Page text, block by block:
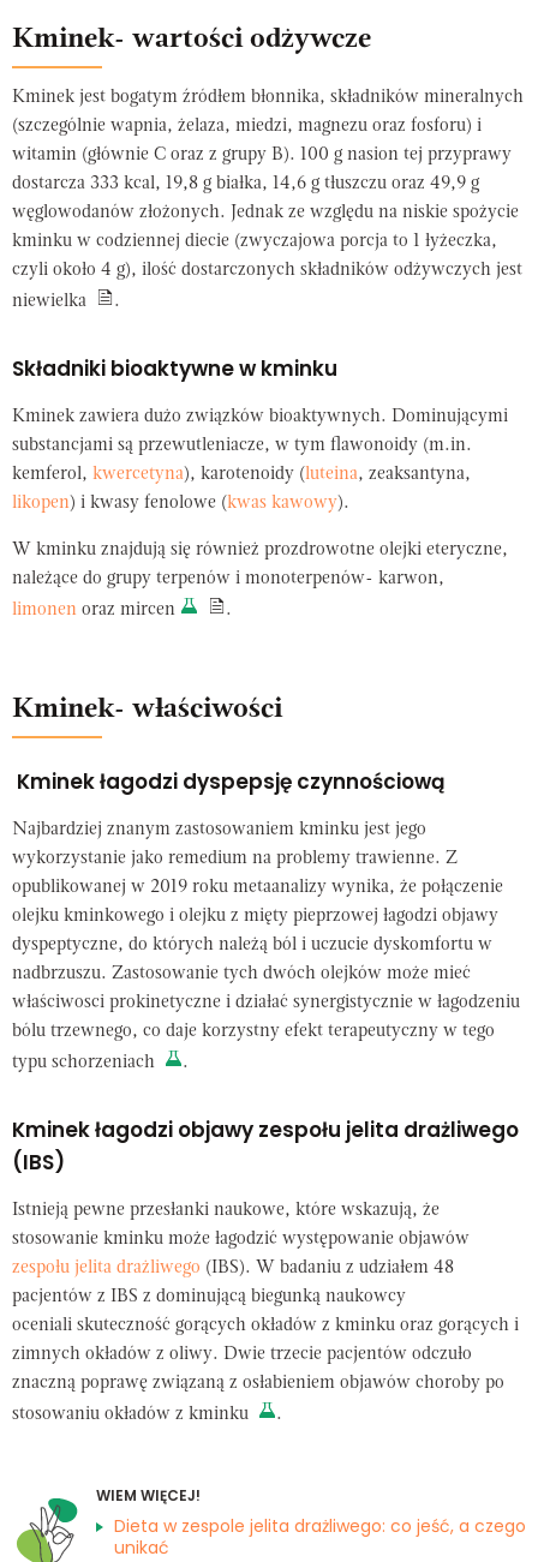
Kminek- wartości odżywcze
Kminek jest bogatym źródłem błonnika, składników mineralnych
(szczególnie wapnia, żelaza, miedzi, magnezu oraz fosforu) i
witamin (głównie C oraz z grupy B). 100 g nasion tej przyprawy
dostarcza 333 kcal, 19,8 g białka, 14,6 g tłuszczu oraz 49,9 g
węglowodanów złożonych. Jednak ze względu na niskie spożycie
kminku w codziennej diecie (zwyczajowa porcja to 1 łyżeczka,
czyli około 4 g), ilość dostarczonych składników odżywczych jest
niewielka
.
Składniki bioaktywne w kminku
Kminek zawiera dużo związków bioaktywnych. Dominującymi
substancjami są przewutleniacze, w tym flawonoidy (m.in.
kemferol, kwercetyna), karotenoidy (luteina, zeaksantyna,
likopen) i kwasy fenolowe (kwas kawowy).
W kminku znajdują się również prozdrowotne olejki eteryczne,
należące do grupy terpenów i monoterpenów- karwon,
limonen oraz mircen .
Kminek- właściwości
Kminek łagodzi dyspepsję czynnościową
Najbardziej znanym zastosowaniem kminku jest jego
wykorzystanie jako remedium na problemy trawienne. Z
opublikowanej w 2019 roku metaanalizy wynika, że połączenie
olejku kminkowego i olejku z mięty pieprzowej łagodzi objawy
dyspeptyczne, do których należą ból i uczucie dyskomfortu w
nadbrzuszu. Zastosowanie tych dwóch olejków może mieć
właściwosci prokinetyczne i działać synergistycznie w łagodzeniu
bólu trzewnego, co daje korzystny efekt terapeutyczny w tego
typu schorzeniach
.
Kminek łagodzi objawy zespołu jelita drażliwego
(IBS)
Istnieją pewne przesłanki naukowe, które wskazują, że
stosowanie kminku może łagodzić występowanie objawów
zespołu jelita drażliwego (IBS). W badaniu z udziałem 48
pacjentów z IBS z dominującą biegunką naukowcy
oceniali skuteczność gorących okładów z kminku oraz gorących i
zimnych okładów z oliwy. Dwie trzecie pacjentów odczuło
znaczną poprawę związaną z osłabieniem objawów choroby po
stosowaniu okładów z kminku
.
WIEM WIĘCEJ!
Dieta w zespole jelita drażliwego: co jeść, a czego
unikać